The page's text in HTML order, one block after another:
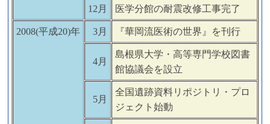
12月 医学分館の耐震改修工事完了
2008(平成20)年 3月 『華岡流医術の世界』を刊行
4月
島根県大学・高等専門学校図書
館協議会を設立
5月
全国遺跡資料リポジトリ・プロ
ジェクト始動